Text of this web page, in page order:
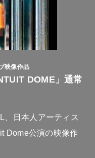
映像作品
DOME」通常
、日本人アーティス
Dome公演の映像作